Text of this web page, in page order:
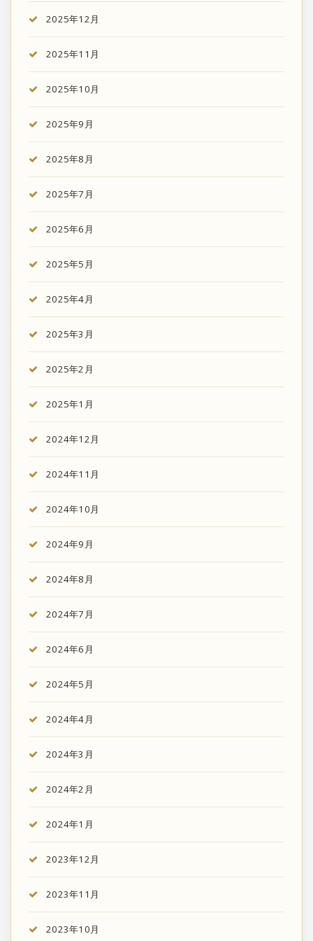
2025年12月
2025年11月
2025年10月
2025年9月
2025年8月
2025年7月
2025年6月
2025年5月
2025年4月
2025年3月
2025年2月
2025年1月
2024年12月
2024年11月
2024年10月
2024年9月
2024年8月
2024年7月
2024年6月
2024年5月
2024年4月
2024年3月
2024年2月
2024年1月
2023年12月
2023年11月
2023年10月